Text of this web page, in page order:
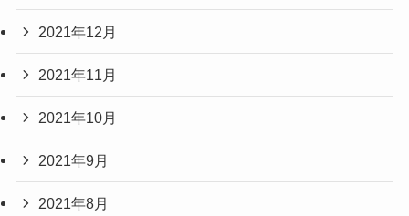
2021年12月
2021年11月
2021年10月
2021年9月
2021年8月